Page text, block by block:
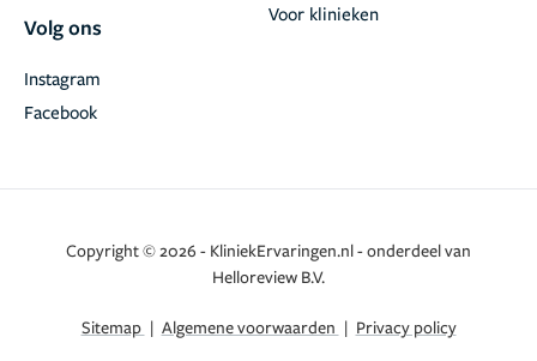
Volg ons
Facebook
Instagram
Voor klinieken
Copyright © 2026 - KliniekErvaringen.nl - onderdeel van
Helloreview B.V.
Sitemap | Algemene voorwaarden | Privacy policy